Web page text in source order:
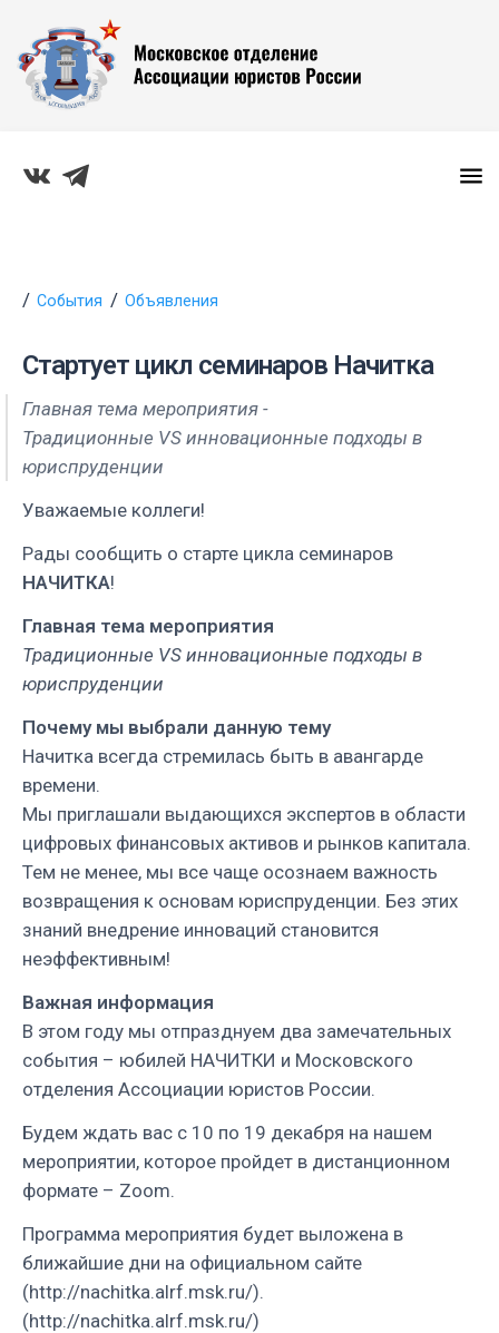
События Объявления
Стартует цикл семинаров Начитка
Главная тема мероприятия -
Традиционные VS инновационные подходы в
юриспруденции
Уважаемые коллеги!
Рады сообщить о старте цикла семинаров
НАЧИТКА!
Главная тема мероприятия
Традиционные VS инновационные подходы в
юриспруденции
Почему мы выбрали данную тему
Начитка всегда стремилась быть в авангарде
времени.
Мы приглашали выдающихся экспертов в области
цифровых финансовых активов и рынков капитала.
Тем не менее, мы все чаще осознаем важность
возвращения к основам юриспруденции. Без этих
знаний внедрение инноваций становится
неэффективным!
Важная информация
В этом году мы отпразднуем два замечательных
события – юбилей НАЧИТКИ и Московского
отделения Ассоциации юристов России.
Будем ждать вас с 10 по 19 декабря на нашем
мероприятии, которое пройдет в дистанционном
формате – Zoom.
Программа мероприятия будет выложена в
ближайшие дни на официальном сайте
(http://nachitka.alrf.msk.ru/).
(http://nachitka.alrf.msk.ru/)